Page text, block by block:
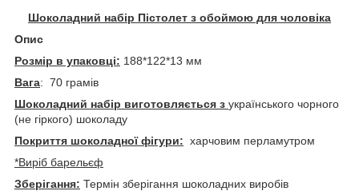
Шоколадний набір Пістолет з обоймою для чоловіка
Опис
Розмір в упаковці: 188*122*13 мм
Вага: 70 грамів
Шоколадний набір виготовляється з українського чорного
(не гіркого) шоколаду
Покриття шоколадної фігури: харчовим перламутром
*Виріб барельєф
Зберігання: Термін зберігання шоколадних виробів